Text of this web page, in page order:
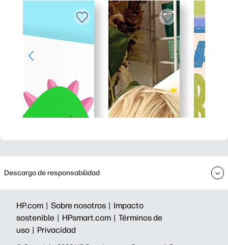
Descargo de responsabilidad
HP.com | Sobre nosotros | Impacto
sostenible | HPsmart.com | Términos de
uso | Privacidad